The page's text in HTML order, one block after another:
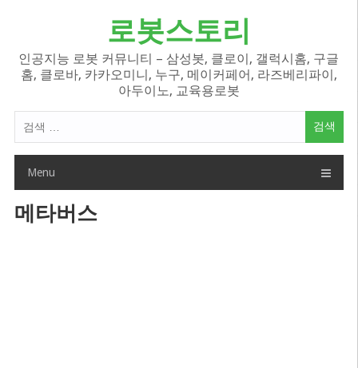
로봇스토리
인공지능 로봇 커뮤니티 – 삼성봇, 클로이, 갤럭시홈, 구글
홈, 클로바, 카카오미니, 누구, 메이커페어, 라즈베리파이,
아두이노, 교육용로봇
색
Menu
메타버스